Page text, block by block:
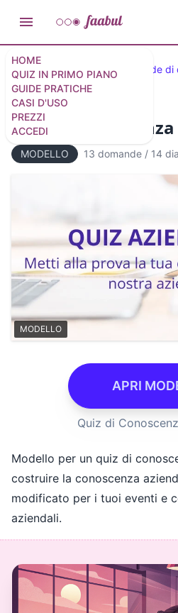
HOME
QUIZ IN PRIMO PIANO
GUIDE PRATICHE
CASI D'USO
PREZZI
ACCEDI
Quiz selezionati 40 domande di
Quiz di
MODELLO 13 domande / 14
MODELLO
APRI
Quiz di
Modello per un quiz di
costruire la conoscenza
modificato per i tuoi eventi e
aziendali.